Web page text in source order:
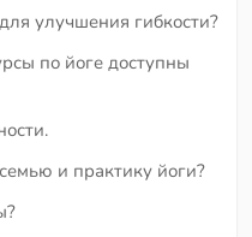
улучшения гибкости?
по йоге доступны
и практику йоги?